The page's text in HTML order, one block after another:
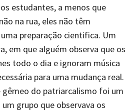
estudantes, a menos que
na rua, eles não têm
preparação cientifica. Um
em que alguém observa que os
todo o dia e ignoram música
para uma mudança real.
do patriarcalismo foi um
grupo que observava os